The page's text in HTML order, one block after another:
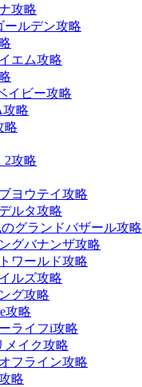
攻略
ールデン攻略
エム攻略
イビー攻略
略
略
2攻略
ヨウテイ攻略
ルタ攻略
グランドバザール攻略
グバナンザ攻略
ワールド攻略
ルズ攻略
グ攻略
攻略
ライフi攻略
メイク攻略
フライン攻略
略